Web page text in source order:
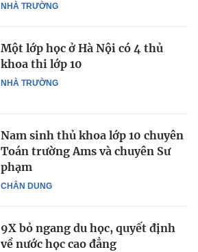
NHÀ TRƯỜNG
NHÀ TRƯỜNG
Một lớp học ở Hà Nội có 4 thủ
khoa thi lớp 10
CHÂN DUNG
Nam sinh thủ khoa lớp 10 chuyên
Toán trường Ams và chuyên Sư
phạm
9X bỏ ngang du học, quyết định
về nước học cao đẳng